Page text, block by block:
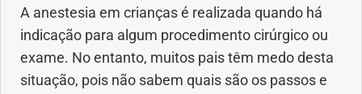
Anestesia
Aparelho Digestivo
A anestesia em crianças é realizada quando há
indicação para algum procedimento cirúrgico ou
exame. No entanto, muitos pais têm medo desta
situação, pois não sabem quais são os passos e